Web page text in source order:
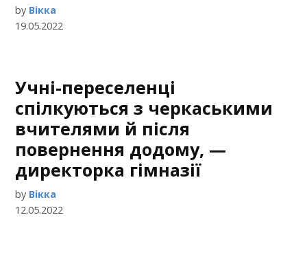
by Вікка
19.05.2022
Учні-переселенці
спілкуються з черкаськими
вчителями й після
повернення додому, —
директорка гімназії
by Вікка
12.05.2022